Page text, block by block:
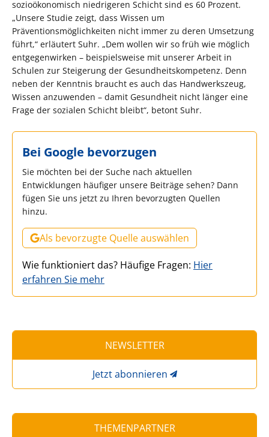
sozioökonomisch niedrigeren Schicht sind es 60 Prozent.
„Unsere Studie zeigt, dass Wissen um
Präventionsmöglichkeiten nicht immer zu deren Umsetzung
führt,“ erläutert Suhr. „Dem wollen wir so früh wie möglich
entgegenwirken – beispielsweise mit unserer Arbeit in
Schulen zur Steigerung der Gesundheitskompetenz. Denn
neben der Kenntnis braucht es auch das Handwerkszeug,
Wissen anzuwenden – damit Gesundheit nicht länger eine
Frage der sozialen Schicht bleibt“, betont Suhr.
Bei Google bevorzugen
Sie möchten bei der Suche nach aktuellen
Entwicklungen häufiger unsere Beiträge sehen? Dann
fügen Sie uns jetzt zu Ihren bevorzugten Quellen
hinzu.
Als bevorzugte Quelle auswählen
Wie funktioniert das? Häufige Fragen: Hier
erfahren Sie mehr
NEWSLETTER
Jetzt abonnieren
THEMENPARTNER